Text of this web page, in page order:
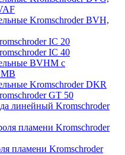
Kromschroder BVH,
IC 20
IC 40
BVHM с
МВ
Kromschroder DKR
GT 50
линейный Kromschroder
пламени Kromschroder
пламени Kromschroder